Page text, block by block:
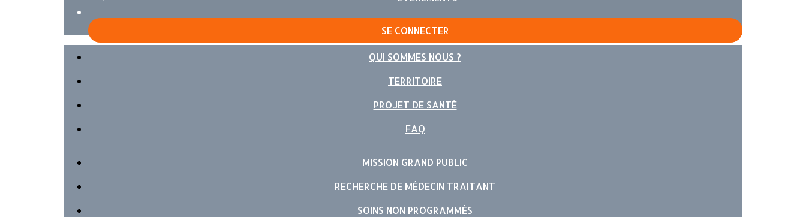
SE CONNECTER
QUI SOMMES NOUS ?
TERRITOIRE
PROJET DE SANTÉ
FAQ
MISSION GRAND PUBLIC
RECHERCHE DE MÉDECIN TRAITANT
SOINS NON PROGRAMMÉS